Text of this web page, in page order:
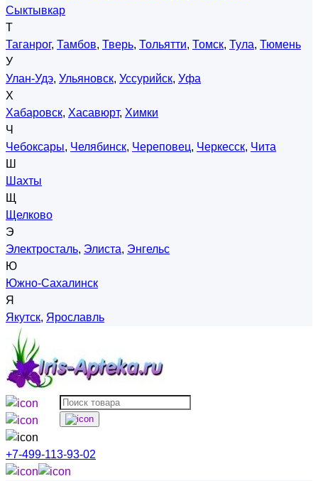
Сыктывкар
Т
Таганрог, Тамбов, Тверь, Тольятти, Томск, Тула, Тюмень
У
Улан-Удэ, Ульяновск, Уссурийск, Уфа
Х
Хабаровск, Хасавюрт, Химки
Ч
Чебоксары, Челябинск, Череповец, Черкесск, Чита
Ш
Шахты
Щ
Щелково
Э
Электросталь, Элиста, Энгельс
Ю
Южно-Сахалинск
Я
Якутск, Ярославль
+7-499-113-93-02